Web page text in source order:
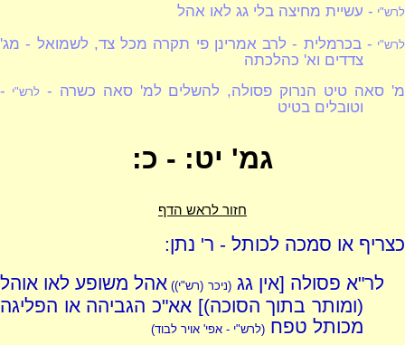
לרש"י - עשיית מחיצה בלי גג לאו אהל
לרש"י - בכרמלית - לרב אמרינן פי תקרה מכל צד, לשמואל - מג'
צדדים וא' כהלכתה
מ' סאה טיט הנרוק פסולה, להשלים למ' סאה כשרה -לרש"י -
וטובלים בטיט
גמ' יט: - כ:
חזור לראש הדף
כצריף או סמכה לכותל - ר' נתן:
לר"א פסולה [אין גג(ניכר (רש"י)) אהל משופע לאו אוהל
(ומותר בתוך הסוכה)] אא"כ הגביהה או הפליגה
מכותל טפח(לרש"י - אפי' אויר לבוד)